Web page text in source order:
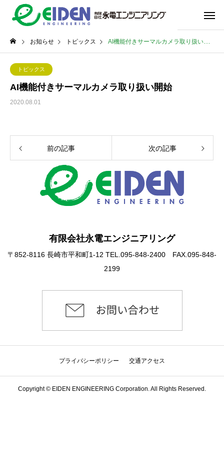
お知らせ トピックス AI機能付きサーマルカメラ取り扱い開始
トピックス
AI機能付きサーマルカメラ取り扱い開始
2020.08.01
前の記事 次の記事
有限会社永電エンジニアリング
〒852-8116 長崎市平和町1-12 TEL.095-848-2400 FAX.095-848-
2199
プライバシーポリシー 交通アクセス
Copyright © EIDEN ENGINEERING Corporation. All Rights Reserved.